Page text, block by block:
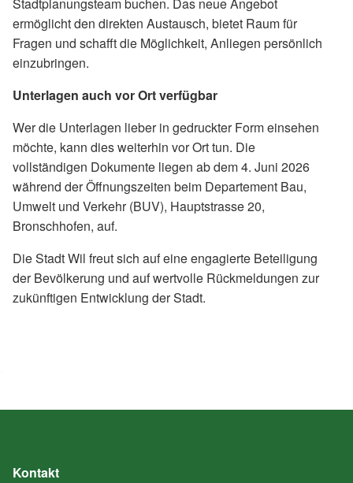
Stadtplanungsteam buchen. Das neue Angebot
ermöglicht den direkten Austausch, bietet Raum für
Fragen und schafft die Möglichkeit, Anliegen persönlich
einzubringen.
Unterlagen auch vor Ort verfügbar
Wer die Unterlagen lieber in gedruckter Form einsehen
möchte, kann dies weiterhin vor Ort tun. Die
vollständigen Dokumente liegen ab dem 4. Juni 2026
während der Öffnungszeiten beim Departement Bau,
Umwelt und Verkehr (BUV), Hauptstrasse 20,
Bronschhofen, auf.
Die Stadt Wil freut sich auf eine engagierte Beteiligung
der Bevölkerung und auf wertvolle Rückmeldungen zur
zukünftigen Entwicklung der Stadt.
Kontakt